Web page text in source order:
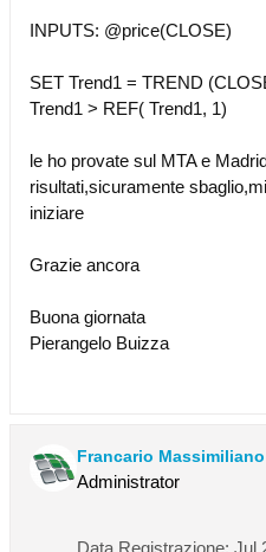
INPUTS: @price(CLOSE)
SET Trend1 = TREND
Trend1 > REF( Trend1, 1)
le ho provate sul MTA e
risultati,sicuramente
iniziare
Grazie ancora
Buona giornata
Pierangelo Buizza
Francario Massimiliano
Administrator
Data Registrazione: Jul